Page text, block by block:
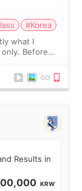
#Korea
what I
Before
Results in
KRW